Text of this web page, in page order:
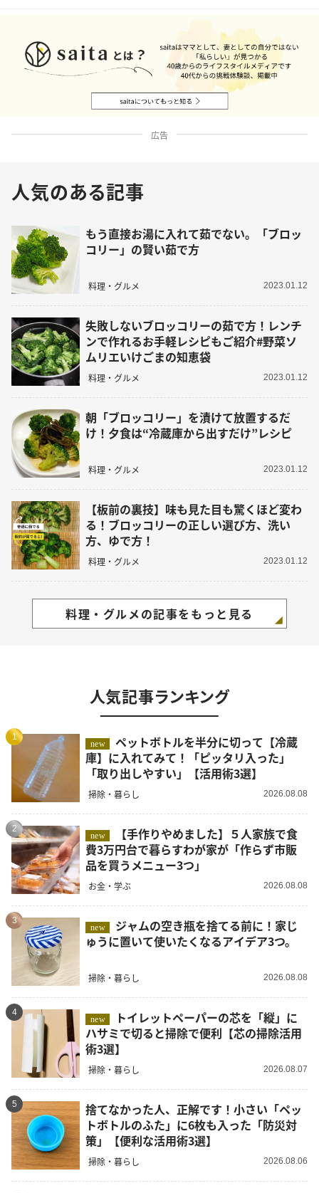
広告
人気のある記事
もう直接お湯に入れて茹でない。「ブロッ
コリー」の賢い茹で方
料理・グルメ 2023.01.12
失敗しないブロッコリーの茹で方！レンチ
ンで作れるお手軽レシピもご紹介#野菜ソ
ムリエいけごまの知恵袋
料理・グルメ 2023.01.12
朝「ブロッコリー」を漬けて放置するだ
け！夕食は“冷蔵庫から出すだけ”レシピ
料理・グルメ 2023.01.12
【板前の裏技】味も見た目も驚くほど変わ
る！ブロッコリーの正しい選び方、洗い
方、ゆで方！
料理・グルメ 2023.01.12
料理・グルメの記事をもっと見る
人気記事ランキング
1
new
ペットボトルを半分に切って【冷蔵
庫】に入れてみて！「ピッタリ入った」
「取り出しやすい」【活用術3選】
掃除・暮らし 2026.08.08
2
new
費3万円台で暮らすわが家が「作らず市販
品を買うメニュー3つ」
お金・学ぶ 2026.08.08
3
new
ゅうに置いて使いたくなるアイデア3つ。
掃除・暮らし 2026.08.08
4
new
ハサミで切ると掃除で便利【芯の掃除活用
術3選】
掃除・暮らし 2026.08.07
5
捨てなかった人、正解です！小さい「ペッ
トボトルのふた」に6枚も入った「防災対
策」【便利な活用術3選】
掃除・暮らし 2026.08.06